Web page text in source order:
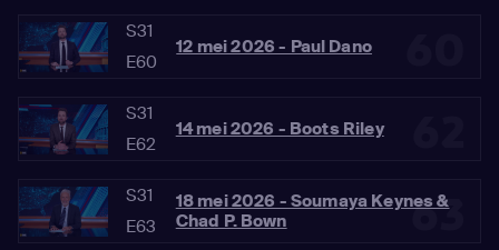
S31
E60
12 mei 2026 - Paul Dano
S31
E62
14 mei 2026 - Boots Riley
63
S31
E63
18 mei 2026 - Soumaya Keynes &
Chad P. Bown